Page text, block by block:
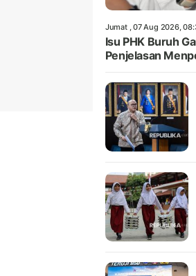
Jumat , 07 Aug 2026,
Isu PHK Buruh
Penjelasan